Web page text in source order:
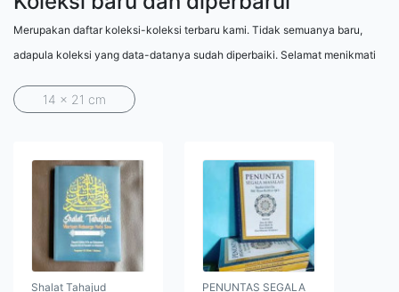
Merupakan daftar koleksi-koleksi terbaru kami. Tidak semuanya baru,
adapula koleksi yang data-datanya sudah diperbaiki. Selamat menikmati
14 x 21 cm
Shalat Tahajud PENUNTAS SEGALA